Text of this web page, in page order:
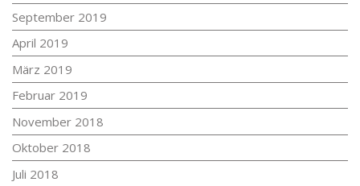
September 2019
April 2019
März 2019
Februar 2019
November 2018
Oktober 2018
Juli 2018